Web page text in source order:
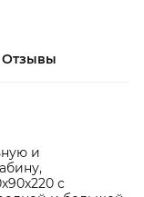
Отзывы
и
с